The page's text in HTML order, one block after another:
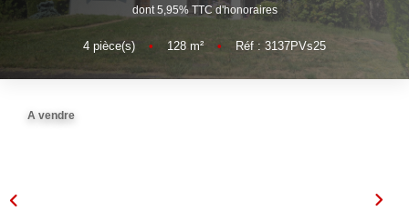
Transaction
dont 5,95% TTC d'honoraires
4 pièce(s) • 128 m² • Réf : 3137PVs25
A vendre